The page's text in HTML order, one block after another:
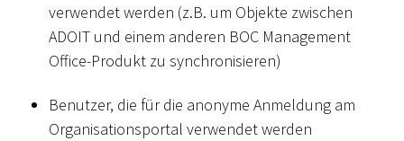
verwendet werden (z.B. um Objekte zwischen
ADOIT und einem anderen BOC Management
Office-Produkt zu synchronisieren)
Benutzer, die für die anonyme Anmeldung am
Organisationsportal verwendet werden